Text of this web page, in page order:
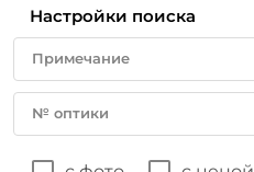
Настройки поиска
Примечание
№ оптики